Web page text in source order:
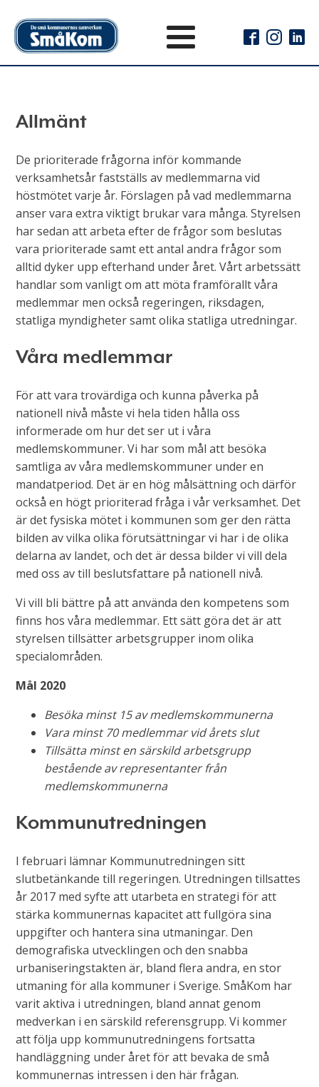
Allmänt
De prioriterade frågorna inför kommande
verksamhetsår fastställs av medlemmarna vid
höstmötet varje år. Förslagen på vad medlemmarna
anser vara extra viktigt brukar vara många. Styrelsen
har sedan att arbeta efter de frågor som beslutas
vara prioriterade samt ett antal andra frågor som
alltid dyker upp efterhand under året. Vårt arbetssätt
handlar som vanligt om att möta framförallt våra
medlemmar men också regeringen, riksdagen,
statliga myndigheter samt olika statliga utredningar.
Våra medlemmar
För att vara trovärdiga och kunna påverka på
nationell nivå måste vi hela tiden hålla oss
informerade om hur det ser ut i våra
medlemskommuner. Vi har som mål att besöka
samtliga av våra medlemskommuner under en
mandatperiod. Det är en hög målsättning och därför
också en högt prioriterad fråga i vår verksamhet. Det
är det fysiska mötet i kommunen som ger den rätta
bilden av vilka olika förutsättningar vi har i de olika
delarna av landet, och det är dessa bilder vi vill dela
med oss av till beslutsfattare på nationell nivå.
Vi vill bli bättre på att använda den kompetens som
finns hos våra medlemmar. Ett sätt göra det är att
styrelsen tillsätter arbetsgrupper inom olika
specialområden.
Mål 2020
Besöka minst 15 av medlemskommunerna
Vara minst 70 medlemmar vid årets slut
Tillsätta minst en särskild arbetsgrupp
bestående av representanter från
medlemskommunerna
Kommunutredningen
I februari lämnar Kommunutredningen sitt
slutbetänkande till regeringen. Utredningen tillsattes
år 2017 med syfte att utarbeta en strategi för att
stärka kommunernas kapacitet att fullgöra sina
uppgifter och hantera sina utmaningar. Den
demografiska utvecklingen och den snabba
urbaniseringstakten är, bland flera andra, en stor
utmaning för alla kommuner i Sverige. SmåKom har
varit aktiva i utredningen, bland annat genom
medverkan i en särskild referensgrupp. Vi kommer
att följa upp kommunutredningens fortsatta
handläggning under året för att bevaka de små
kommunernas intressen i den här frågan.